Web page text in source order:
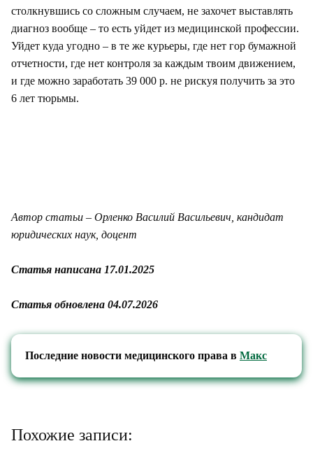
столкнувшись со сложным случаем, не захочет выставлять
диагноз вообще – то есть уйдет из медицинской профессии.
Уйдет куда угодно – в те же курьеры, где нет гор бумажной
отчетности, где нет контроля за каждым твоим движением,
и где можно заработать 39 000 р. не рискуя получить за это
6 лет тюрьмы.
Автор статьи – Орленко Василий Васильевич, кандидат
юридических наук, доцент
Статья написана 17.01.2025
Статья обновлена 04.07.2026
Последние новости медицинского права в Макс
Похожие записи: